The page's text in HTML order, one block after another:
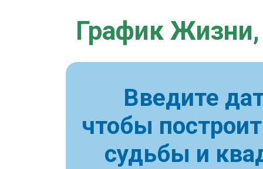
График Жизни,
Введите
чтобы
судьбы и